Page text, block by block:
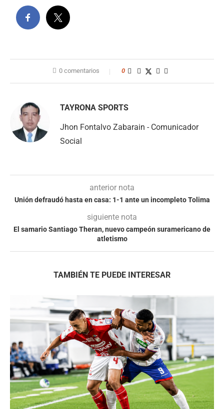
0 comentarios 0
TAYRONA SPORTS
Jhon Fontalvo Zabarain - Comunicador
Social
anterior nota
Unión defraudó hasta en casa: 1-1 ante un incompleto Tolima
siguiente nota
El samario Santiago Theran, nuevo campeón suramericano de
atletismo
TAMBIÉN TE PUEDE INTERESAR